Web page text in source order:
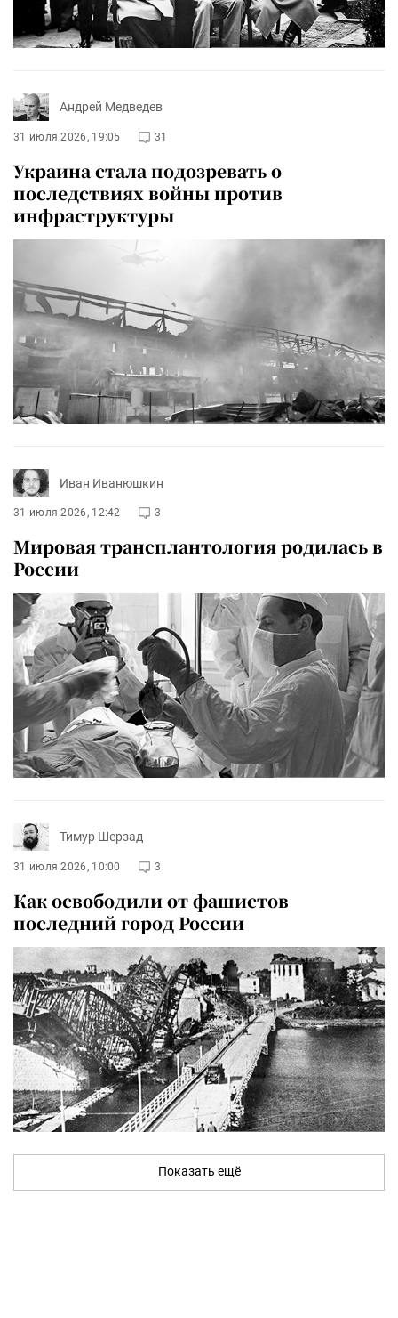
Андрей Медведев
31 июля 2026, 19:05 31
Украина стала подозревать о
последствиях войны против
инфраструктуры
Иван Иванюшкин
31 июля 2026, 12:42 3
Мировая трансплантология родилась в
России
Тимур Шерзад
31 июля 2026, 10:00 3
Как освободили от фашистов
последний город России
Показать ещё